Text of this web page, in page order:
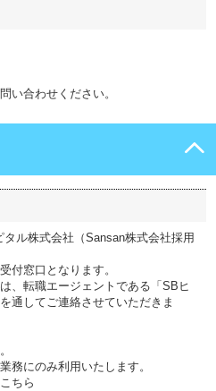
い合わせください。
ル株式会社（Sansan株式会社採用
付窓口となります。
、転職エージェントである「SBヒ
通してご連絡させていただきま
務にのみ利用いたします。
ちら